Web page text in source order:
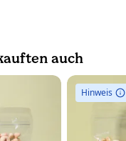
auch
Hinweis